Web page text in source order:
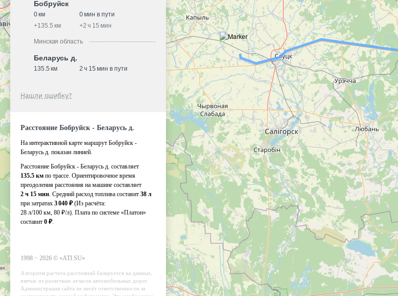
Бобруйск
0 км
0 мин в пути
+135.5 км +2 ч 15 мин
Минская область
Беларусь д.
135.5 км 2 ч 15 мин в пути
Нашли ошибку?
Расстояние Бобруйск - Беларусь д.
На интерактивной карте маршрут Бобруйск -
Беларусь д. показан линией.
Расстояние Бобруйск - Беларусь д. составляет
135.5 км по трассе. Ориентировочное время
преодоления расстояния на машине составляет
2 ч 15 мин. Средний расход топлива составит 38 л
при затратах 3 040 ₽ (Из расчёта:
28 л/100 км, 80 ₽/л). Плата по системе «Платон»
составит 0 ₽.
1998 − 2026 © «ATI.SU»
Алгоритм расчета расстояний базируется на данных,
взятых из различных атласов автомобильных дорог.
Администрация сайта не несёт ответственности за